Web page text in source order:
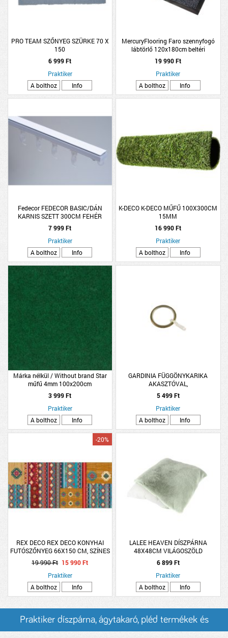
PRO TEAM SZŐNYEG SZÜRKE 70 X
150
6 999 Ft
Praktiker
A bolthoz
Info
MercuryFlooring Faro szennyfogó
lábtörlő 120x180cm beltéri
használatra szürke
19 990 Ft
Praktiker
A bolthoz
Info
Fedecor FEDECOR BASIC/DÁN
KARNIS SZETT 300CM FEHÉR
ALUMÍNIUM EGYSOROS
7 999 Ft
Praktiker
A bolthoz
Info
K-DECO K-DECO MŰFŰ 100X300CM
15MM
16 990 Ft
Praktiker
A bolthoz
Info
Márka nélkül / Without brand Star
műfű 4mm 100x200cm
3 999 Ft
Praktiker
A bolthoz
Info
GARDINIA FÜGGÖNYKARIKA
AKASZTÓVAL,
D34MM,CSÚSZÓBETÉTES,NEMESA
5 499 Ft
Praktiker
A bolthoz
Info
REX DECO REX DECO KONYHAI
FUTÓSZŐNYEG 66X150 CM, SZÍNES
-20%
19 990 Ft 15 990 Ft
Praktiker
A bolthoz
Info
LALEE HEAVEN DÍSZPÁRNA
48X48CM VILÁGOSZÖLD
6 899 Ft
Praktiker
A bolthoz
Info
Praktiker díszpárna, ágytakaró, pléd termékek és